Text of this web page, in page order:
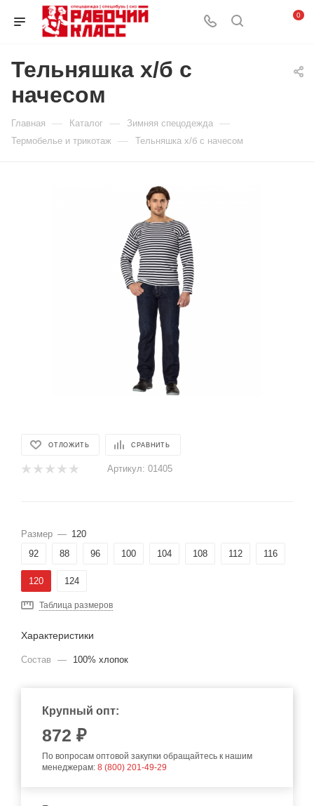
0
Тельняшка х/б с
начесом
Главная — Каталог — Зимняя спецодежда —
Термобелье и трикотаж — Тельняшка х/б с начесом
ОТЛОЖИТЬ СРАВНИТЬ
Артикул: 01405
Размер — 120
92
88 96 100 104 108 112 116
120 124
Таблица размеров
Характеристики
Состав — 100% хлопок
Крупный опт:
872 ₽
По вопросам оптовой закупки обращайтесь к нашим
менеджерам: 8 (800) 201-49-29